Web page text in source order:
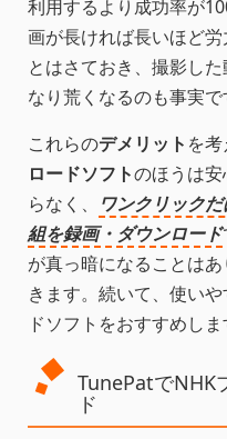
利用するより成功率が
画が長ければ長いほど
とはさておき、撮影し
なり荒くなるのも事実で
これらのデメリット を
ロードソフトのほうは
らなく、
ワンクリック
組を録画・ダウンロード
が真っ暗になることは
きます。続いて、使い
ドソフトをおすすめしま
TunePatでNHK
ド